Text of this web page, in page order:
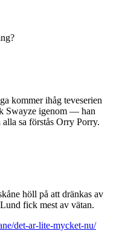
kommer ihåg teveserien
Swayze igenom — han
sa förstås Orry Porry.
höll på att dränkas av
fick mest av vätan.
det-ar-lite-mycket-nu/